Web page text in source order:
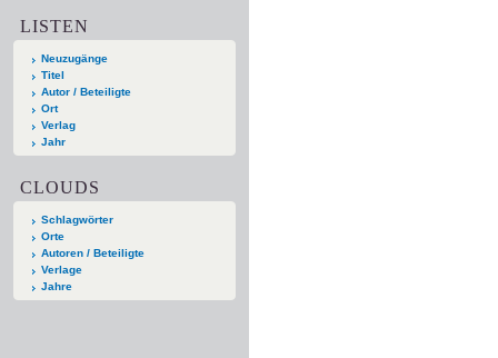
LISTEN
Neuzugänge
Titel
Autor / Beteiligte
Ort
Verlag
Jahr
CLOUDS
Schlagwörter
Orte
Autoren / Beteiligte
Verlage
Jahre